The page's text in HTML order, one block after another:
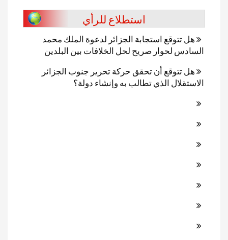
استطلاع للرأي
هل تتوقع استجابة الجزائر لدعوة الملك محمد
السادس لحوار صريح لحل الخلافات بين البلدين
هل تتوقع أن تحقق حركة تحرير جنوب الجزائر
الاستقلال الذي تطالب به وإنشاء دولة؟